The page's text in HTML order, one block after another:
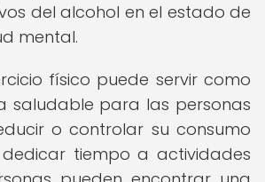
del alcohol en el estado de
mental.
físico puede servir como
saludable para las personas
o controlar su consumo
tiempo a actividades